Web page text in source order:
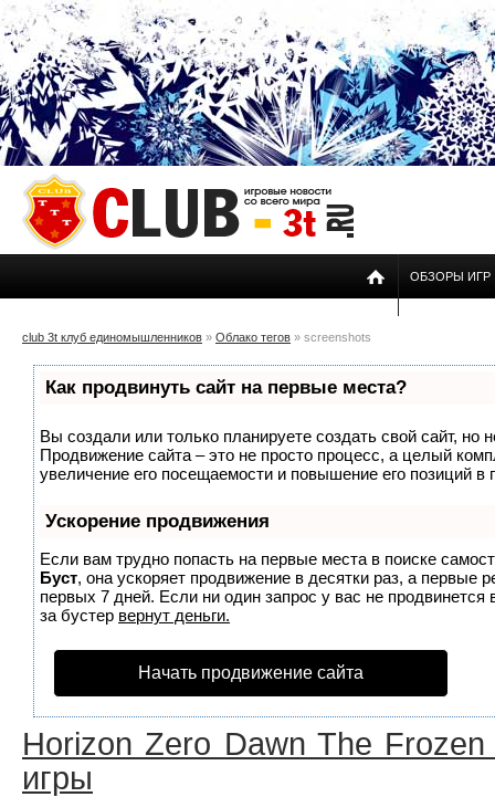
ОБЗОРЫ ИГР
club 3t клуб единомышленников » Облако тегов » screenshots
Как продвинуть сайт на первые места?
Вы создали или только планируете создать свой сайт, но
Продвижение сайта – это не просто процесс, а целый
увеличение его посещаемости и повышение его позиций в
Ускорение продвижения
Если вам трудно попасть на первые места в поиске
Буст, она ускоряет продвижение в десятки раз, а первые
первых 7 дней. Если ни один запрос у вас не продвинется
за бустер вернут деньги.
Начать продвижение сайта
Horizon Zero Dawn The
игры